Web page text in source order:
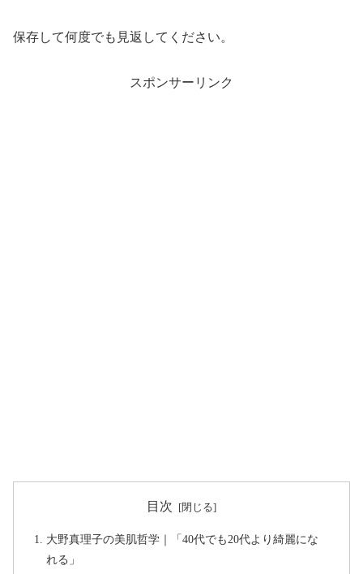
保存して何度でも見返してください。
スポンサーリンク
目次
大野真理子の美肌哲学｜「40代でも20代より綺麗にな
れる」